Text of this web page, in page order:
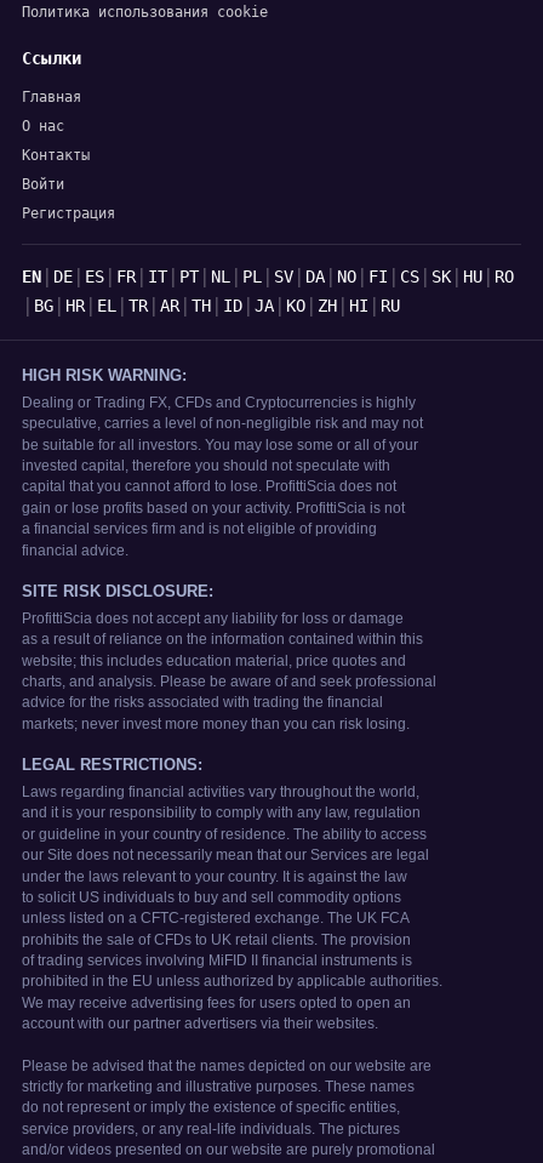
Политика использования cookie
Ссылки
Главная
О нас
Контакты
Войти
Регистрация
Языки
EN| DE| ES| FR| IT| PT| NL | PL | SV| DA| NO| FI CS| SK| HU| RO
BG| HR| EL | TR| AR| TH| ID| JA| KO| ZH| HI RU